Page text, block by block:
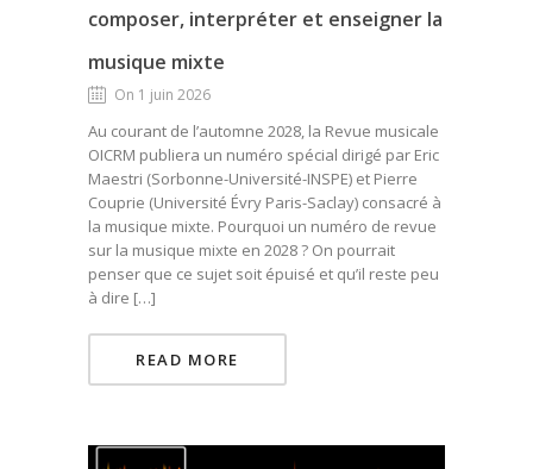
composer, interpréter et enseigner la
musique mixte
On 1 juin 2026
Au courant de l’automne 2028, la Revue musicale
OICRM publiera un numéro spécial dirigé par Eric
Maestri (Sorbonne-Université-INSPE) et Pierre
Couprie (Université Évry Paris-Saclay) consacré à
la musique mixte. Pourquoi un numéro de revue
sur la musique mixte en 2028 ? On pourrait
penser que ce sujet soit épuisé et qu’il reste peu
à dire […]
READ MORE